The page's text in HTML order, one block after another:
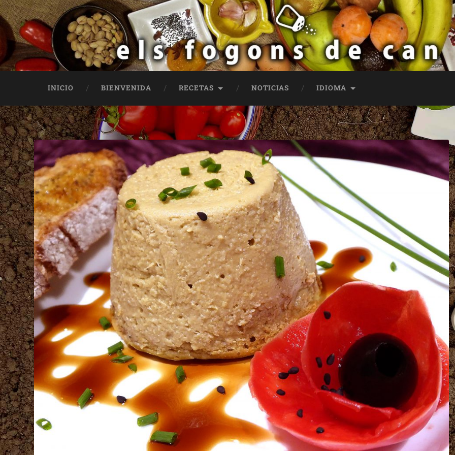
INICIO BIENVENIDA RECETAS NOTICIAS IDIOMA